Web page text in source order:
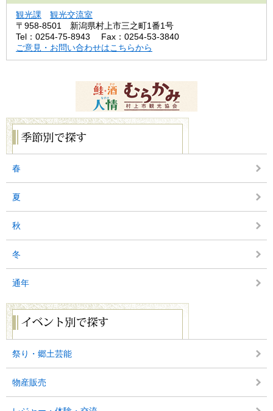
観光課
観光交流室
〒958-8501
新潟県村上市三之町1番1号
Tel：0254-75-8943
Fax：0254-53-3840
ご意見・お問い合わせはこちらから
季
節
別
で
探春
夏
秋
冬
通年
イ
ベ
ン
ト
別
す
祭り・郷土芸能
物産販売